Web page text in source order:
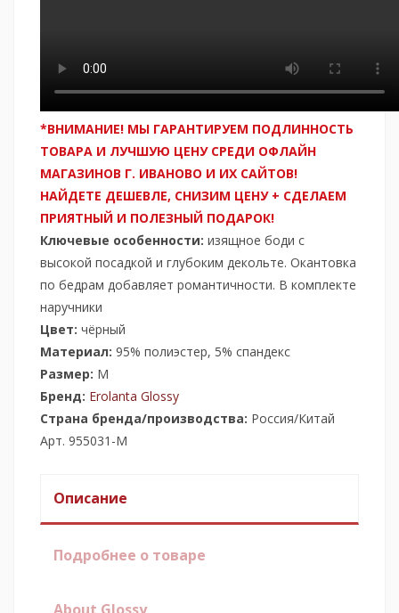
*ВНИМАНИЕ! МЫ ГАРАНТИРУЕМ ПОДЛИННОСТЬ
ТОВАРА И ЛУЧШУЮ ЦЕНУ СРЕДИ ОФЛАЙН
МАГАЗИНОВ Г. ИВАНОВО И ИХ САЙТОВ!
НАЙДЕТЕ ДЕШЕВЛЕ, СНИЗИМ ЦЕНУ + СДЕЛАЕМ
ПРИЯТНЫЙ И ПОЛЕЗНЫЙ ПОДАРОК!
Ключевые особенности: изящное боди с
высокой посадкой и глубоким декольте. Окантовка
по бедрам добавляет романтичности. В комплекте
наручники
Цвет: чёрный
Материал: 95% полиэстер, 5% спандекс
Размер: М
Бренд: Erolanta Glossy
Страна бренда/производства: Россия/Китай
Арт. 955031-М
Описание
Подробнее о товаре